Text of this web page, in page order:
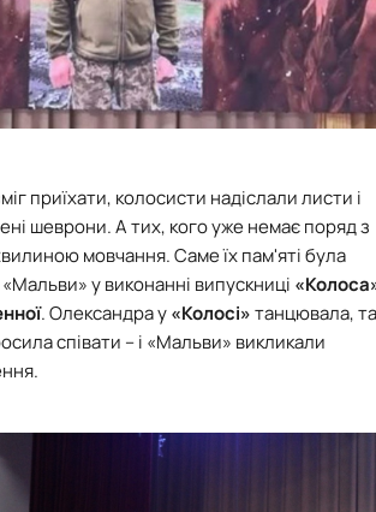
приїхати, колосисти надіслали листи і
шеврони. А тих, кого уже немає поряд з
мовчання. Саме їх пам'яті була
у виконанні випускниці
. Олександра у«Колосі»танцювала, та
співати – і «Мальви» викликали